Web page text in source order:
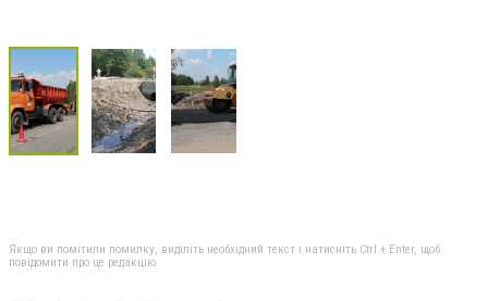
Якщо ви помітили помилку, виділіть необхідний текст і натисніть Ctrl + Enter, щоб
повідомити про це редакцію